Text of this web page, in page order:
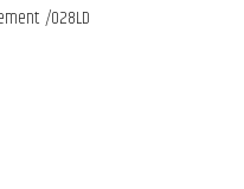
/028LD